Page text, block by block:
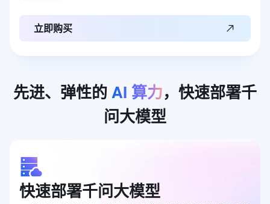
立即购买
先进、弹性的AI 算力，快速部署千
问大模型
快速部署千问大模型